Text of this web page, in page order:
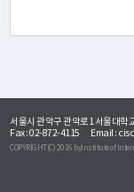
서울시 관악구 관악로1 서울대
Fax : 02-872-4115
Email :
COPYRIGHT(C) 2016 byInstitute of
갤